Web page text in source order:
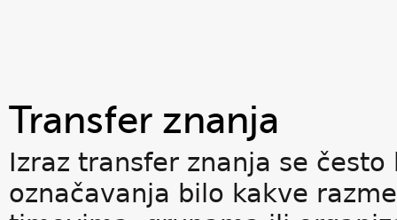
Transfer znanja
Izraz transfer znanja se
označavanja bilo kakve